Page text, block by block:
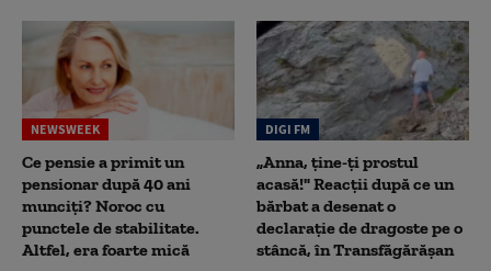
NEWSWEEK
Ce pensie a primit un
pensionar după 40 ani
munciți? Noroc cu
punctele de stabilitate.
Altfel, era foarte mică
DIGI FM
„Anna, ţine-ţi prostul
acasă!" Reacţii după ce un
bărbat a desenat o
declaraţie de dragoste pe o
stâncă, în Transfăgărăşan